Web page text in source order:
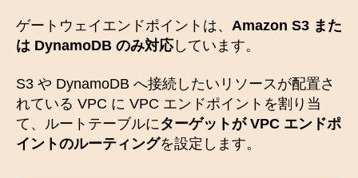
ゲートウェイエンドポイントは、 Amazon S3 また
は DynamoDB のみ対応しています。
S3 や DynamoDB へ接続したいリソースが配置さ
れている VPC に VPC エンドポイントを割り当
て、ルートテーブルに ターゲットが VPC エンドポ
イントのルーティングを設定します。